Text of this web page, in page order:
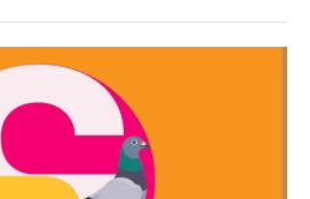
para perícia, e no local foram
do mesmo calibre da arma
investigado pelaPolícia Civil